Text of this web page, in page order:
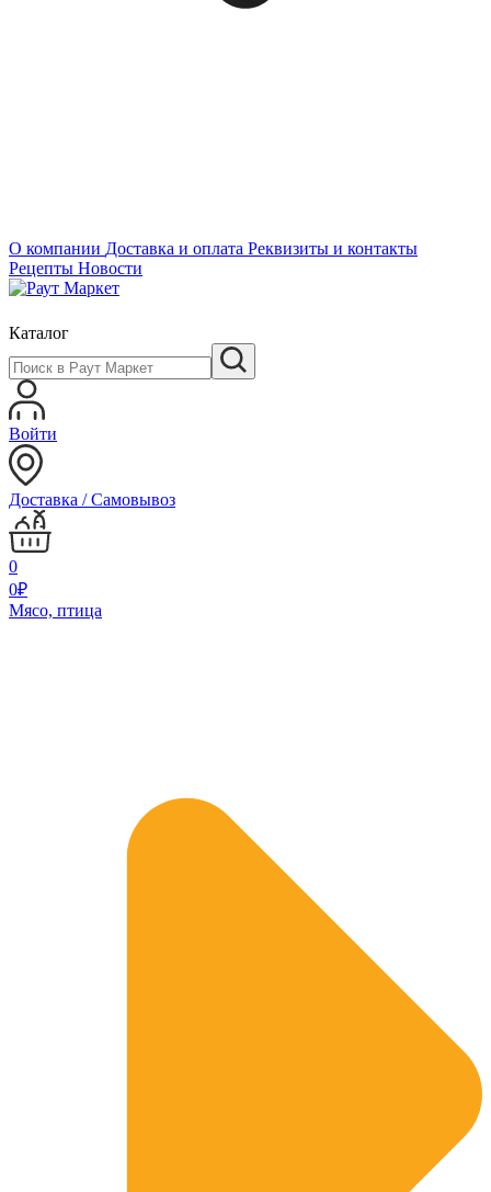
О компании Доставка и оплата Реквизиты и контакты
Рецепты Новости
Каталог
Войти
Доставка / Самовывоз
0
0₽
Мясо, птица